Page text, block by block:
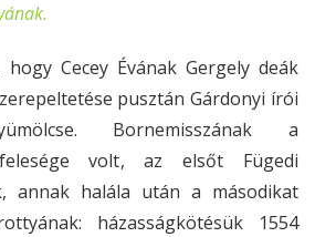
Cecey Évának Gergely deák
pusztán Gárdonyi írói
Bornemisszának a
volt, az elsőt Fügedi
annak halála után a másodikat
házasságkötésük 1554